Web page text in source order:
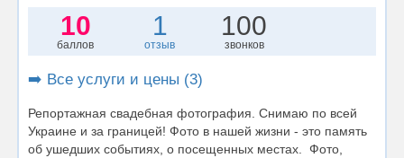
10
баллов
1
отзыв
100
звонков
➡️ Все услуги и цены (3)
Репортажная свадебная фотография. Снимаю по всей
Украине и за границей! Фото в нашей жизни - это память
об ушедших событиях, о посещенных местах. Фото,